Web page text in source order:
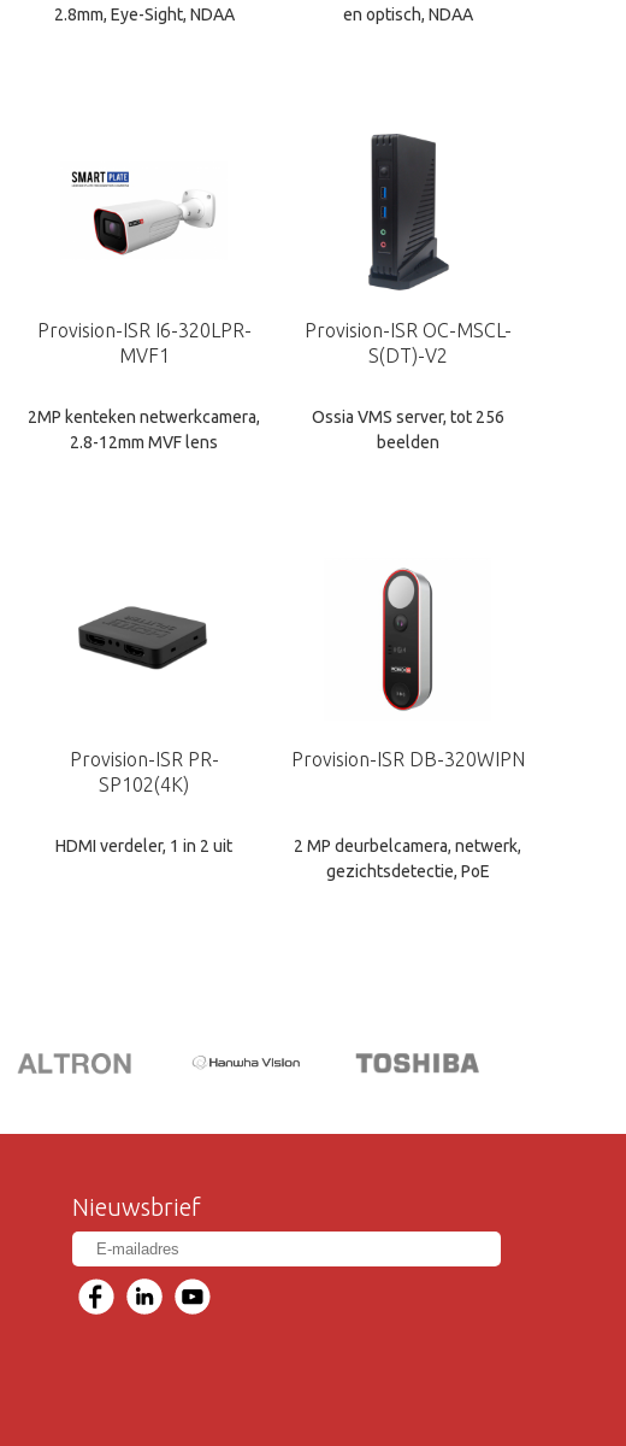
2.8mm, Eye-Sight, NDAA
en optisch, NDAA
Provision-ISR I6-320LPR-
MVF1
2MP kenteken netwerkcamera,
2.8-12mm MVF lens
Provision-ISR OC-MSCL-
S(DT)-V2
Ossia VMS server, tot 256
beelden
Provision-ISR PR-
SP102(4K)
HDMI verdeler, 1 in 2 uit
Provision-ISR DB-320WIPN
2 MP deurbelcamera, netwerk,
gezichtsdetectie, PoE
Nieuwsbrief